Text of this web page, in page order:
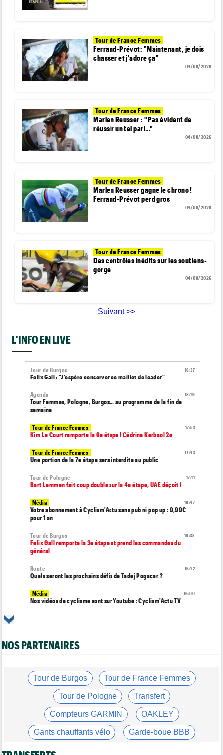
Tour de France Femmes
Ferrand-Prévot: "Maintenant, je dois
chasser et j'adore ça"
04/08/2026
Tour de France Femmes
Marlen Reusser : "Pas évident de
réussir un tel pari..."
04/08/2026
Tour de France Femmes
Marlen Reusser gagne le chrono !
Ferrand-Prévot perd gros
04/08/2026
Tour de France Femmes
Des contrôles inédits sur les soutiens-
gorge
04/08/2026
Suivant >>
L'INFO EN LIVE
18:37
Tour de Burgos
Felix Gall : "J’espère conserver ce maillot de leader"
18:19
Agenda
Tour Femmes, Pologne, Burgos… au programme de la fin de
semaine
17:53
Tour de France Femmes
Kim Le Court remporte la 6e étape ! Cédrine Kerbaol 2e
17:43
Tour de France Femmes
Une portion de la 7e étape sera interdite au public
17:11
Tour de Pologne
Bart Lemmen fait coup double sur la 4e étape, UAE déçoit !
16:47
Média
Votre abonnement à Cyclism'Actu sans pub ni pop up : 9,99€
pour 1 an
16:38
Tour de Burgos
Felix Gall remporte la 3e étape et prend les commandes du
général
16:22
Route
Quels seront les prochains défis de Tadej Pogacar ?
16:00
Média
Nos vidéos de cyclisme sont sur Youtube : Cyclism'Actu TV
Route
15:00
Tour de France Femmes
David Lappartient : "Le cyclisme féminin progresse mais..."
Tour de France Femmes
Niedermaier : "On savait que Kasia pouvait suivre Demi"
14:21
Tour de France Femmes
Puck Pieterse : "Désormais, je vise le maillot à pois..."
Transfert
NOS PARTENAIRES
Tour de Burgos Tour de France Femmes
Tour de Pologne Transfert
Compteurs GARMIN OAKLEY
Gants chauffants vélo Garde-boue BBB
Casque ABUS